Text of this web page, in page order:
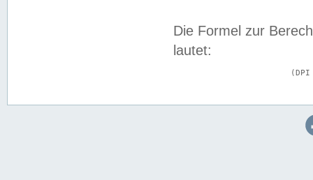
Die Formel zur
lautet: